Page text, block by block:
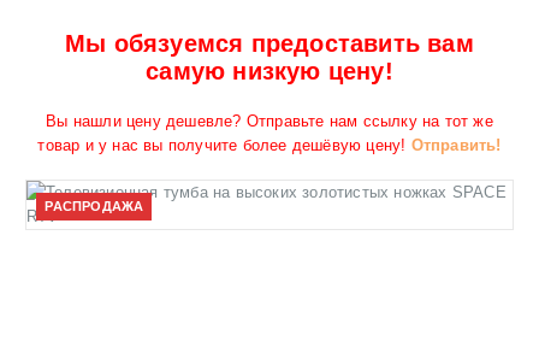
Мы обязуемся предоставить вам
самую низкую цену!
Вы нашли цену дешевле? Отправьте нам ссылку на тот же
товар и у нас вы получите более дешёвую цену! Отправить!
РАСПРОДАЖА